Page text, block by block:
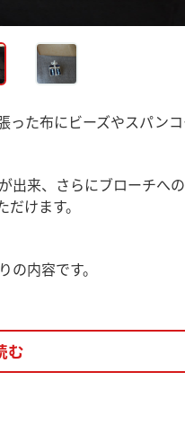
た布にビーズやスパン
来、さらにブローチへの
けます。
内容です。
む